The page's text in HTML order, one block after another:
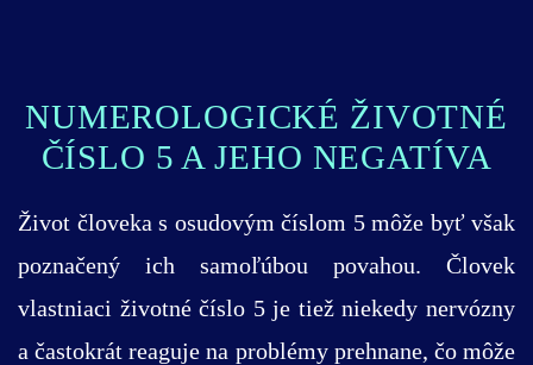
NUMEROLOGICKÉ ŽIVOTNÉ
ČÍSLO 5 A JEHO NEGATÍVA
Život človeka s osudovým číslom 5 môže byť však
poznačený ich samoľúbou povahou. Človek
vlastniaci životné číslo 5 je tiež niekedy nervózny
a častokrát reaguje na problémy prehnane, čo môže